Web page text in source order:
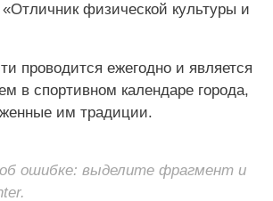
физической культуры и
проводится ежегодно и является
в спортивном календаре города,
им традиции.
ошибке: выделите фрагмент и